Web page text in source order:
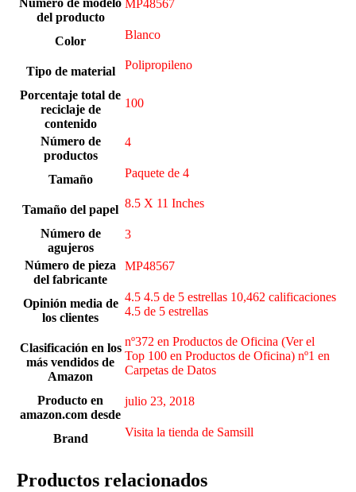
del producto
‎MP48567
Color Blanco
Tipo de material ‎Polipropileno
Porcentaje total de
reciclaje de
contenido
100
Número de
productos
‎4
Tamaño ‎Paquete de 4
Tamaño del papel ‎8.5 X 11 Inches
Número de
agujeros
3
Número de pieza
del fabricante
‎MP48567
Opinión media de
los clientes
4.5 4.5 de 5 estrellas 10,462 calificaciones
4.5 de 5 estrellas
Clasificación en los
más vendidos de
Amazon
nº372 en Productos de Oficina (Ver el
Top 100 en Productos de Oficina) nº1 en
Carpetas de Datos
Producto en
amazon.com desde
julio 23, 2018
Brand Visita la tienda de Samsill
Productos relacionados